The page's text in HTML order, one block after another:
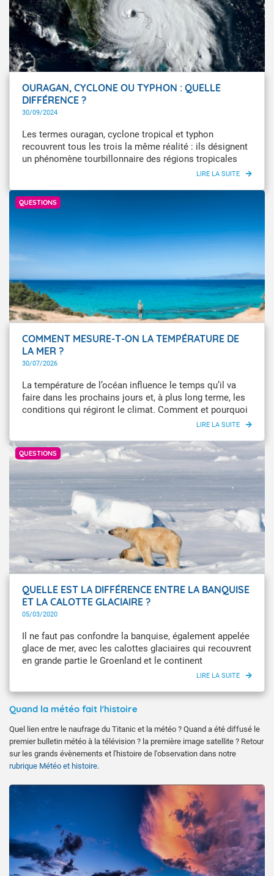
OURAGAN, CYCLONE OU TYPHON : QUELLE
DIFFÉRENCE ?
30/09/2024
Les termes ouragan, cyclone tropical et typhon
recouvrent tous les trois la même réalité : ils désignent
un phénomène tourbillonnaire des régions tropicales
associé à des masses pluvio-orageuses organisées et
64 nœuds, c'est-à-dire 118 km/h (soit force 12 sur
l'échelle de Beaufort).
QUESTIONS
Getty Images
COMMENT MESURE-T-ON LA TEMPÉRATURE DE
LA MER ?
30/07/2026
La température de l’océan influence le temps qu’il va
faire dans les prochains jours et, à plus long terme, les
conditions qui régiront le climat. Comment et pourquoi
QUESTIONS
Getty Images
QUELLE EST LA DIFFÉRENCE ENTRE LA BANQUISE
ET LA CALOTTE GLACIAIRE ?
05/03/2020
Il ne faut pas confondre la banquise, également appelée
glace de mer, avec les calottes glaciaires qui recouvrent
en grande partie le Groenland et le continent
Quand la météo fait l'histoire
Quel lien entre le naufrage du Titanic et la météo ? Quand a été diffusé le
premier bulletin météo à la télévision ? la première image satellite ? Retour
sur les grands évènements et l'histoire de l'observation dans notre
rubrique Météo et histoire.